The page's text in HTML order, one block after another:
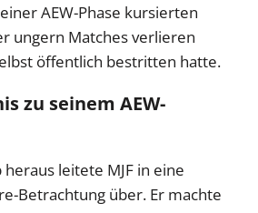
AEW-Phase kursierten
ungern Matches verlieren
öffentlich bestritten hatte.
zu seinem AEW-
leitete MJF in eine
Betrachtung über. Er machte